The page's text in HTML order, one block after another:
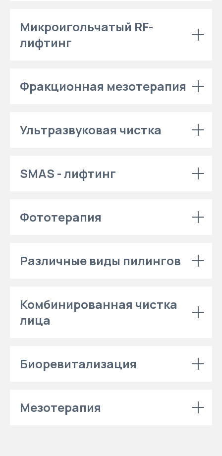
Микроигольчатый RF-
лифтинг
Фракционная мезотерапия
Ультразвуковая чистка
SMAS - лифтинг
Фототерапия
Различные виды пилингов
Комбинированная чистка
лица
Биоревитализация
Мезотерапия